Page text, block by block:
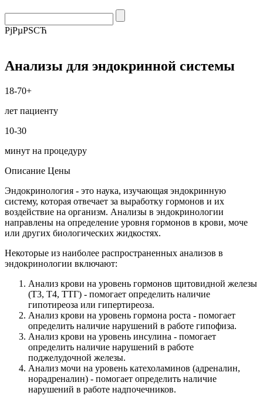
РјРµРЅСЋ
Анализы для эндокринной системы
18-70+
лет пациенту
10-30
минут на процедуру
Описание Цены
Эндокринология - это наука, изучающая эндокринную
систему, которая отвечает за выработку гормонов и их
воздействие на организм. Анализы в эндокринологии
направлены на определение уровня гормонов в крови, моче
или других биологических жидкостях.
Некоторые из наиболее распространенных анализов в
эндокринологии включают:
Анализ крови на уровень гормонов щитовидной железы
(Т3, Т4, ТТГ) - помогает определить наличие
гипотиреоза или гипертиреоза.
Анализ крови на уровень гормона роста - помогает
определить наличие нарушений в работе гипофиза.
Анализ крови на уровень инсулина - помогает
определить наличие нарушений в работе
поджелудочной железы.
Анализ мочи на уровень катехоламинов (адреналин,
норадреналин) - помогает определить наличие
нарушений в работе надпочечников.